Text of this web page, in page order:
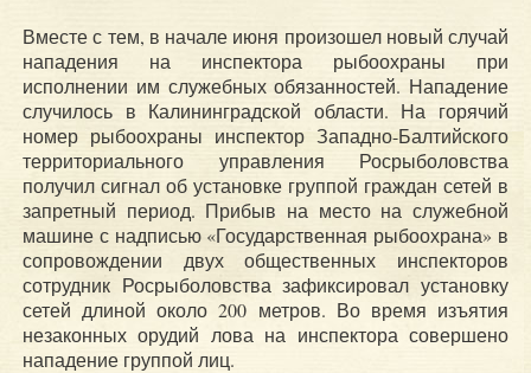
Вместе с тем, в начале июня произошел новый случай
нападения на инспектора рыбоохраны при
исполнении им служебных обязанностей. Нападение
случилось в Калининградской области. На горячий
номер рыбоохраны инспектор Западно-Балтийского
территориального управления Росрыболовства
получил сигнал об установке группой граждан сетей в
запретный период. Прибыв на место на служебной
машине с надписью «Государственная рыбоохрана» в
сопровождении двух общественных инспекторов
сотрудник Росрыболовства зафиксировал установку
сетей длиной около 200 метров. Во время изъятия
незаконных орудий лова на инспектора совершено
нападение группой лиц.